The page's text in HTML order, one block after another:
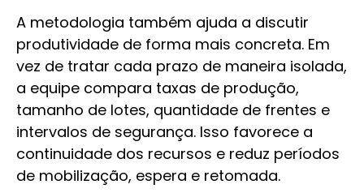
A metodologia também ajuda a discutir
produtividade de forma mais concreta. Em
vez de tratar cada prazo de maneira isolada,
a equipe compara taxas de produção,
tamanho de lotes, quantidade de frentes e
intervalos de segurança. Isso favorece a
continuidade dos recursos e reduz períodos
de mobilização, espera e retomada.